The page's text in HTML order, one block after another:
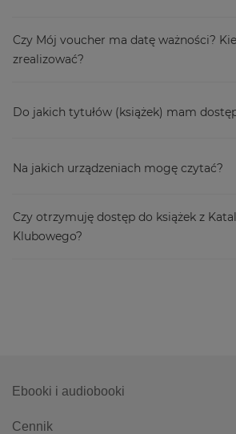
Czy Mój voucher ma datę ważności?
zrealizować?
Do jakich tytułów (książek) mam
Na jakich urządzeniach mogę czytać?
Czy otrzymuję dostęp do książek z
Klubowego?
Ebooki i audiobooki
Cennik